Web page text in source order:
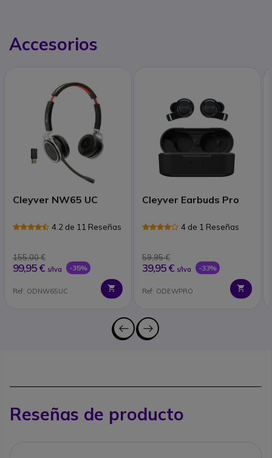
Accesorios
Cleyver NW65 UC
4.2 de 11 Reseñas
155,00 €
99,95 € s/Iva -35%
Ref: ODNW65UC
Cleyver Earbuds Pro
4 de 1 Reseñas
59,95 €
39,95 € s/Iva -33%
Ref: ODEWPRO
Reseñas de producto